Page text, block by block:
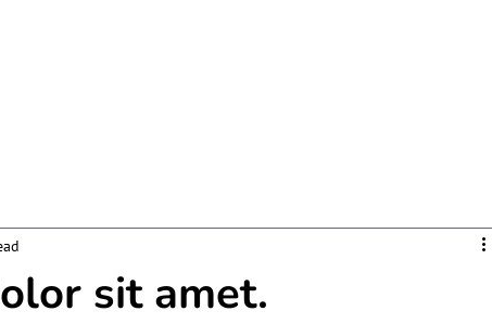
sit amet.